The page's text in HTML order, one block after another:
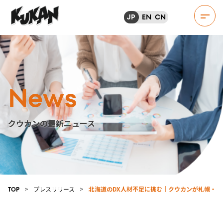
JP EN CN
News
クウカンの最新ニュース
TOP > プレスリリース > 北海道のDX人材不足に挑む｜クウカンが札幌・